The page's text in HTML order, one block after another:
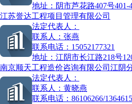
地址： 阴市芦花路407号401-
江苏誉达工程项目管理有限公司
法定代表人：
联系人： 张燕
联系电话： 15052177321
地址： 江阴市长江路218号
南京顺天工程造价咨询有限公司江阴
法定代表人：
联系人： 黄晓燕
联系电话： 86106266/